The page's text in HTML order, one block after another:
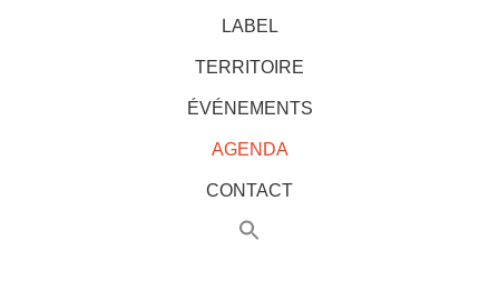
LABEL
TERRITOIRE
ÉVÉNEMENTS
AGENDA
CONTACT